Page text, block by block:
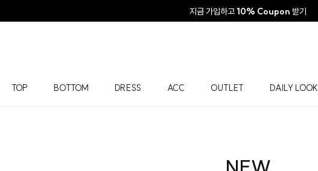
지금 가입하고10% Coupon 받기
TOP BOTTOM DRESS ACC OUTLET DAILY LOOK